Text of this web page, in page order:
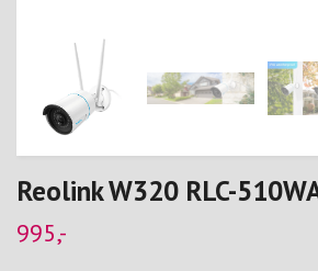
Reolink W320 RLC-
995,-